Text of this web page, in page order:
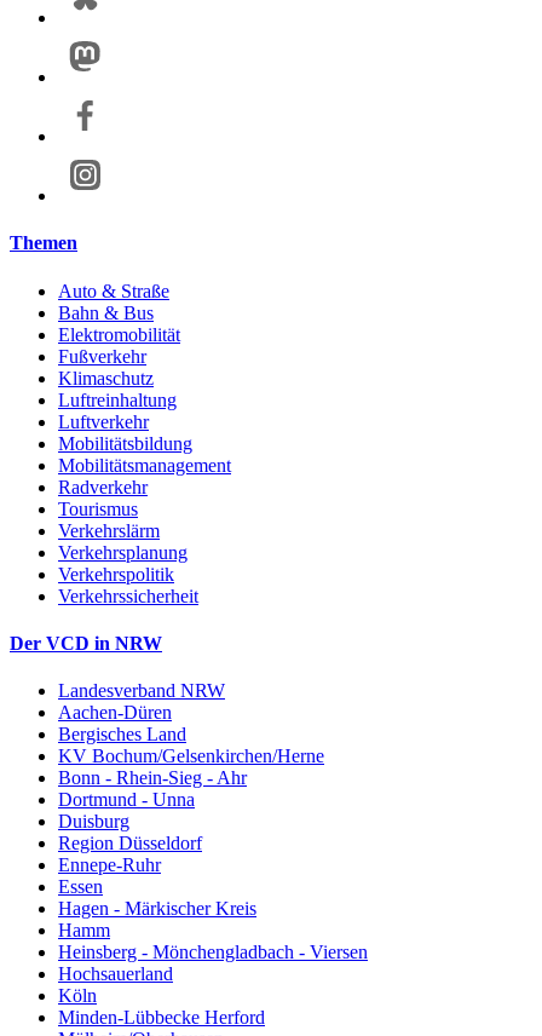
Themen
Auto & Straße
Bahn & Bus
Elektromobilität
Fußverkehr
Klimaschutz
Luftreinhaltung
Luftverkehr
Mobilitätsbildung
Mobilitätsmanagement
Radverkehr
Tourismus
Verkehrslärm
Verkehrsplanung
Verkehrspolitik
Verkehrssicherheit
Der VCD in NRW
Landesverband NRW
Aachen-Düren
Bergisches Land
KV Bochum/Gelsenkirchen/Herne
Bonn - Rhein-Sieg - Ahr
Dortmund - Unna
Duisburg
Region Düsseldorf
Ennepe-Ruhr
Essen
Hagen - Märkischer Kreis
Hamm
Heinsberg - Mönchengladbach - Viersen
Hochsauerland
Köln
Minden-Lübbecke Herford